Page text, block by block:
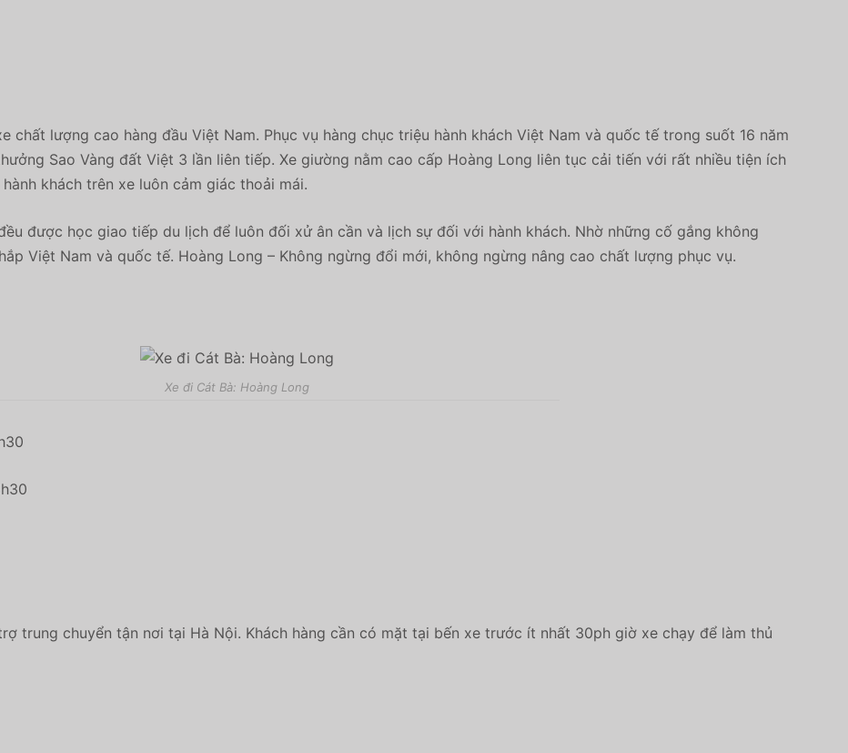
chất lượng cao hàng đầu Việt Nam. Phục vụ hàng chục triệu hành khách Việt Nam và quốc tế trong suốt 16 năm
Sao Vàng đất Việt 3 lần liên tiếp. Xe giường nằm cao cấp Hoàng Long liên tục cải tiến với rất nhiều tiện ích
khách trên xe luôn cảm giác thoải mái.
được học giao tiếp du lịch để luôn đối xử ân cần và lịch sự đối với hành khách. Nhờ những cố gắng không
Việt Nam và quốc tế. Hoàng Long – Không ngừng đổi mới, không ngừng nâng cao chất lượng phục vụ.
Xe đi Cát Bà: Hoàng Long
trung chuyển tận nơi tại Hà Nội. Khách hàng cần có mặt tại bến xe trước ít nhất 30ph giờ xe chạy để làm thủ